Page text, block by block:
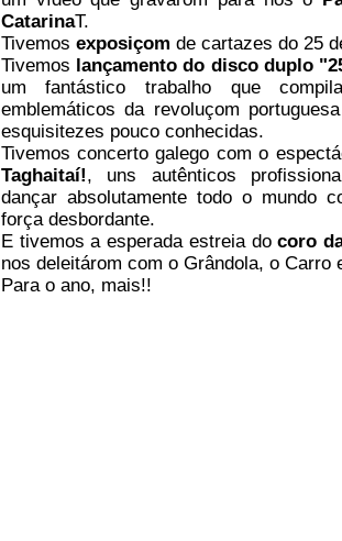
CatarinaT.
Tivemos exposiçom de cartazes do 25
Tivemos lançamento do disco duplo
um fantástico trabalho que
emblemáticos da revoluçom
esquisitezes pouco conhecidas.
Tivemos concerto galego com o
Taghaitaí!, uns autênticos
dançar absolutamente todo o mundo
força desbordante.
E tivemos a esperada estreia docoro
nos deleitárom com o Grândola, o Carro
Para o ano, mais!!